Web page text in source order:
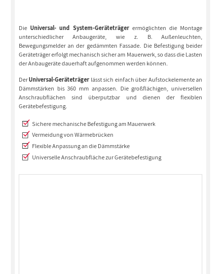
Die Universal- und System-Geräteträger ermöglichten die Montage
unterschiedlicher Anbaugeräte, wie z. B. Außenleuchten,
Bewegungsmelder an der gedämmten Fassade. Die Befestigung beider
Geräteträger erfolgt mechanisch sicher am Mauerwerk, so dass die Lasten
der Anbaugeräte dauerhaft aufgenommen werden können.
DerUniversal-Geräteträger lässt sich einfach über Aufstockelemente an
Dämmstärken bis 360 mm anpassen. Die großflächigen, universellen
Anschraubflächen sind überputzbar und dienen der flexiblen
Gerätebefestigung.
Sichere mechanische Befestigung am Mauerwerk
Vermeidung von Wärmebrücken
Flexible Anpassung an die Dämmstärke
Universelle Anschraubfläche zur Gerätebefestigung